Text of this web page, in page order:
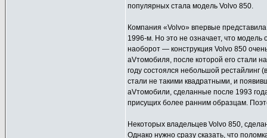
популярных стала модель Volvo 850.
Компания «Volvo» впервые
1996-м. Но это не означает, что
наоборот — конструкция Volvo 850
аVтомобиля, после которой его стали
году состоялся небольшой
стали не такими квадратными, и
аVтомобили, сделанные после 1993
присущих более ранним образцам.
Некоторых владельцев Volvo 850,
Однако нужно сразу сказать, что